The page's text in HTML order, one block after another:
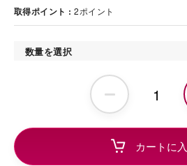
取得ポイント
2ポイント
数量を選択